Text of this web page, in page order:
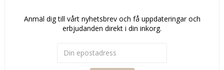
Anmäl dig till vårt nyhetsbrev och få uppdateringar och
erbjudanden direkt i din inkorg.